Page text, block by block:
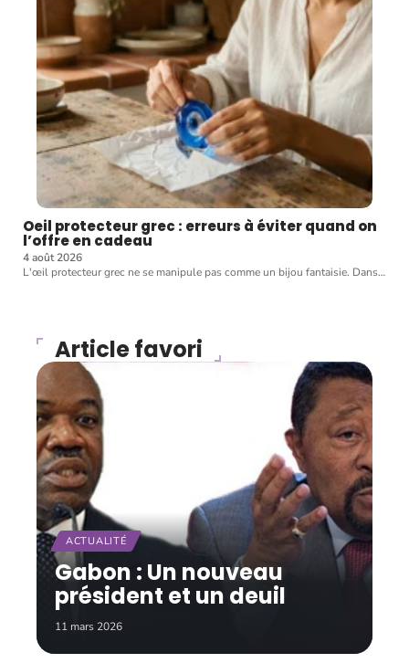
Oeil protecteur grec : erreurs à éviter quand on
l’offre en cadeau
4 août 2026
L'œil protecteur grec ne se manipule pas comme un bijou fantaisie. Dans…
Article favori
ACTUALITÉ
Gabon : Un nouveau
président et un deuil
11 mars 2026